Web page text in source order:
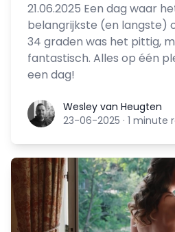
21.06.2025 Een dag waar
belangrijkste (en langste)
34 graden was het pittig,
fantastisch. Alles op één
een dag!
Wesley van Heugten
Wesley van Heugten
23-06-2025 · 1 minute